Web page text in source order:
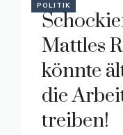
POLITIK
Mattles
könnte
die
treiben!